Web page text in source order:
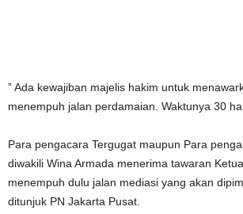
” Ada kewajiban majelis hakim untuk
menempuh jalan perdamaian. Waktunya 30
Para pengacara Tergugat maupun Para
diwakili Wina Armada menerima tawaran
menempuh dulu jalan mediasi yang akan
ditunjuk PN Jakarta Pusat.